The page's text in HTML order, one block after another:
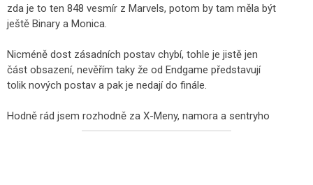
zda je to ten 848 vesmír z Marvels, potom by tam měla být
ještě Binary a Monica.
Nicméně dost zásadních postav chybí, tohle je jistě jen
část obsazení, nevěřím taky že od Endgame představují
tolik nových postav a pak je nedají do finále.
Hodně rád jsem rozhodně za X-Meny, namora a sentryho